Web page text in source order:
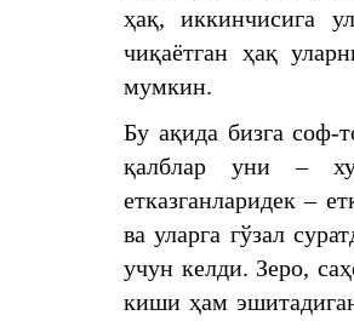
ҳақ, иккинчисига
чиқаётган ҳақ
мумкин.
Бу ақида бизга соф-
қалблар уни –
етказганларидек –
ва уларга гўзал
учун келди. Зеро,
киши ҳам